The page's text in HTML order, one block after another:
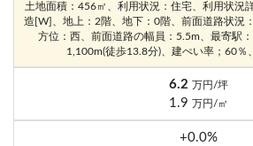
土地面積：456㎡、利用状況：住宅、利用状況
造[W]、地上：2階、地下：0階、前面道路状況
方位：西、前面道路の幅員：5.5m、最寄駅
1,100m(徒歩13.8分)、建ぺい率；60％
6.2 万円/坪
1.9 万円/㎡
+0.0%